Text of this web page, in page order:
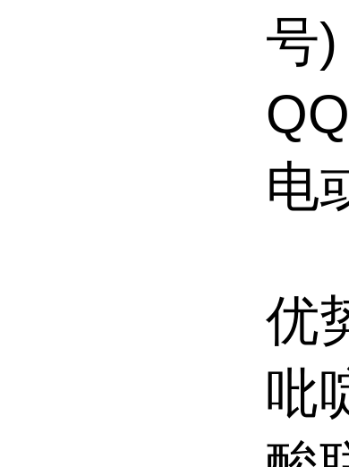
号)
电
优
吡